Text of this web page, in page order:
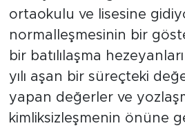
ortaokulu ve lisesine
normalleşmesinin bir
bir batılılaşma
yılı aşan bir süreçteki
yapan değerler ve
kimliksizleşmenin önüne